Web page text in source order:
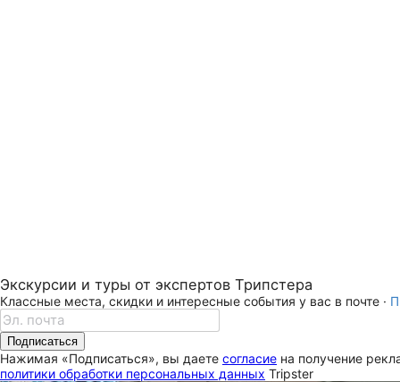
Экскурсии и туры от экспертов Трипстера
Классные места, скидки и интересные события у вас в почте ·
Подписаться
Нажимая «Подписаться», вы даете согласие на получение
политики обработки персональных данных Tripster